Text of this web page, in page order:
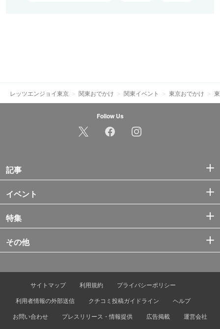
レッツエンジョイ東京 関東おでかけ 関東イベント 東京おでかけ
Follow Us
記事
イベント
特集
その他
サイトマップ 利用規約
プライバシーポリシー
利用者情報の外部送信
クチコミ投稿ガイドライン
ヘルプ
お問い合わせ
プレスリリース・情報提供 広告掲載 運営会社